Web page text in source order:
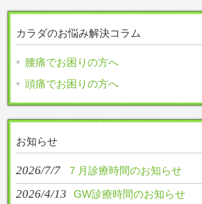
カラダのお悩み解決コラム
腰痛でお困りの方へ
頭痛でお困りの方へ
お知らせ
2026/7/7 ７月診療時間のお知らせ
2026/4/13 GW診療時間のお知らせ